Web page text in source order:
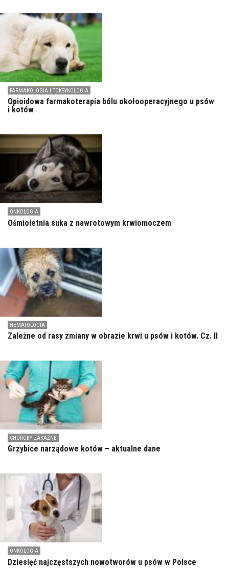
FARMAKOLOGIA I TOKSYKOLOGIA
Opioidowa farmakoterapia bólu okołooperacyjnego u psów
i kotów
ONKOLOGIA
Ośmioletnia suka z nawrotowym krwiomoczem
HEMATOLOGIA
Zależne od rasy zmiany w obrazie krwi u psów i kotów. Cz. II
CHOROBY ZAKAŹNE
Grzybice narządowe kotów – aktualne dane
ONKOLOGIA
Dziesięć najczęstszych nowotworów u psów w Polsce